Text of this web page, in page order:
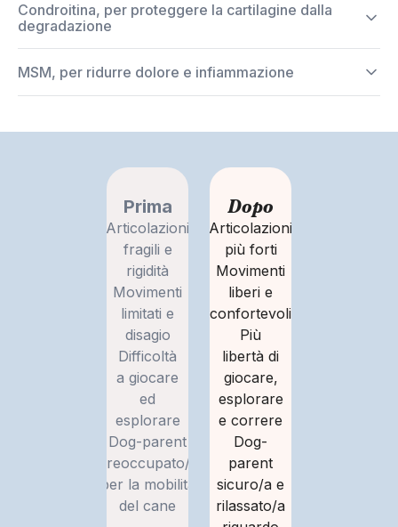
Condroitina, per proteggere la cartilagine dalla
degradazione
MSM, per ridurre dolore e infiammazione
Prima
Articolazioni
fragili e
rigidità
Movimenti
limitati e
disagio
Difficoltà
a giocare
ed
esplorare
Dog-parent
preoccupato/a
per la mobilità
del cane
Dopo
Articolazioni
più forti
Movimenti
liberi e
confortevoli
Più
libertà di
giocare,
esplorare
e correre
Dog-
parent
sicuro/a e
rilassato/a